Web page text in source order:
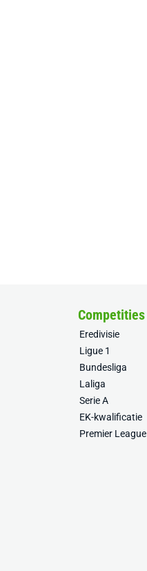
Competities
Eredivisie
Ligue 1
Bundesliga
Laliga
Serie A
EK-kwalificatie
Premier League